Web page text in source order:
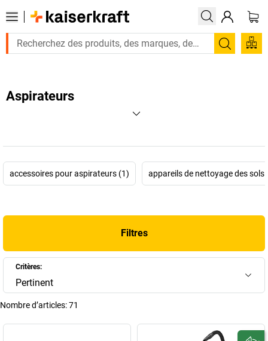
Aspirateurs
accessoires pour aspirateurs (1) appareils de nettoyage des sols
Filtres
Critères:
Pertinent
Nombre d’articles:71